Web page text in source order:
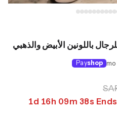
باللونين الأبيض والذهبي
shop
Pay
1d 16h 09m 37s